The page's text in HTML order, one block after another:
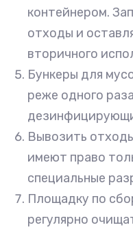
контейнером.
отходы и
вторичного
Бункеры для
реже одного
Вывозить
имеют право
специальные
Площадку по
регулярно